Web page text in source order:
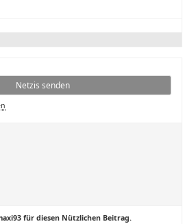
Netzis senden
für diesen Nützlichen Beitrag.